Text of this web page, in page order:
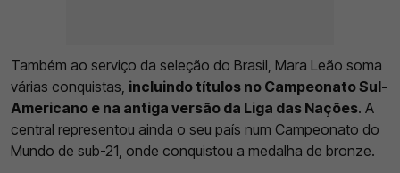
Também ao serviço da seleção do Brasil, Mara Leão soma
várias conquistas, incluindo títulos no Campeonato Sul-
Americano e na antiga versão da Liga das Nações. A
central representou ainda o seu país num Campeonato do
Mundo de sub-21, onde conquistou a medalha de bronze.